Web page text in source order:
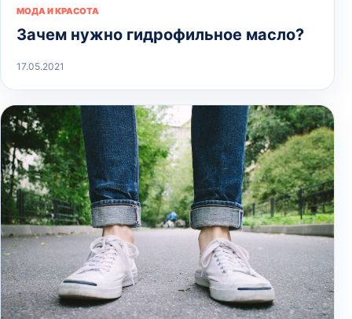
МОДА И КРАСОТА
Зачем нужно гидрофильное масло?
17.05.2021